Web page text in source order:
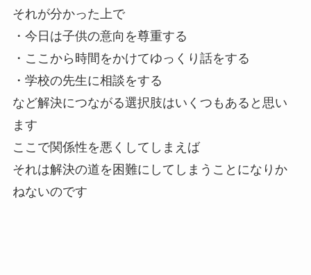
それが分かった上で
・今日は子供の意向を尊重する
・ここから時間をかけてゆっくり話をする
・学校の先生に相談をする
など解決につながる選択肢はいくつもあると思い
ます
ここで関係性を悪くしてしまえば
それは解決の道を困難にしてしまうことになりか
ねないのです